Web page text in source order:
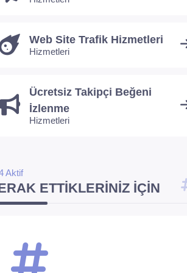
Web Site Trafik Hizmetleri
Hizmetleri
Ücretsiz Takipçi Beğeni
İzlenme
Hizmetleri
Aktif
ETTIKLERINIZ İÇIN